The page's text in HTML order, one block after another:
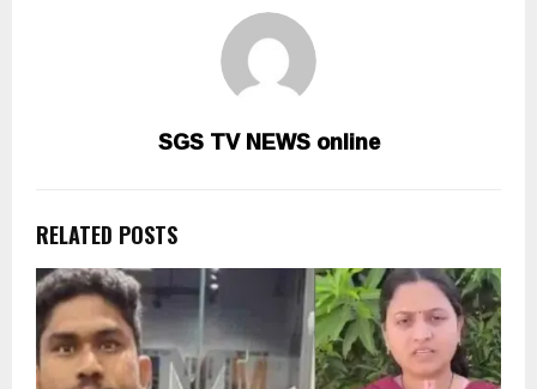
SGS TV NEWS online
RELATED POSTS